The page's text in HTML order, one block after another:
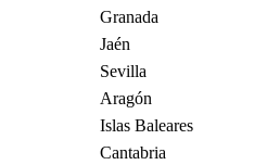
Granada
Jaén
Sevilla
Aragón
Islas Baleares
Cantabria